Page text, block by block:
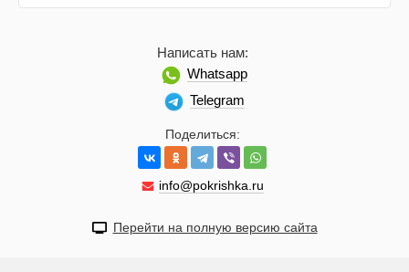
Поделиться:
info@pokrishka.ru
Написать нам:
Whatsapp
Telegram
Перейти на полную версию сайта